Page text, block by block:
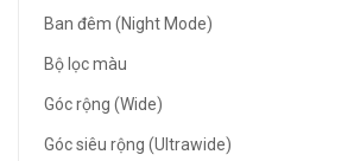
Ban đêm (Night Mode)
Bộ lọc màu
Góc rộng (Wide)
Góc siêu rộng (Ultrawide)